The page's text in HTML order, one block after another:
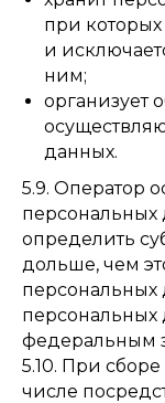
при которых
и
ним;
организует
данных.
5.9. Оператор
определить
дольше, чем
персональных
персональных
федеральным
5.10. При
числе